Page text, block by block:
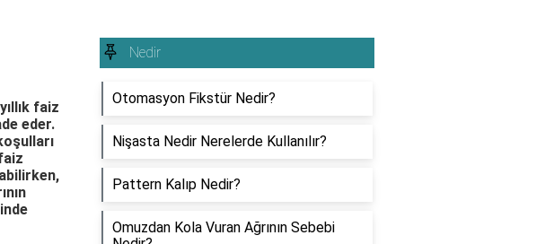
faiz
eder.
Nedir
Otomasyon Fikstür Nedir?
Nişasta Nedir Nerelerde Kullanılır?
Pattern Kalıp Nedir?
Omuzdan Kola Vuran Ağrının Sebebi